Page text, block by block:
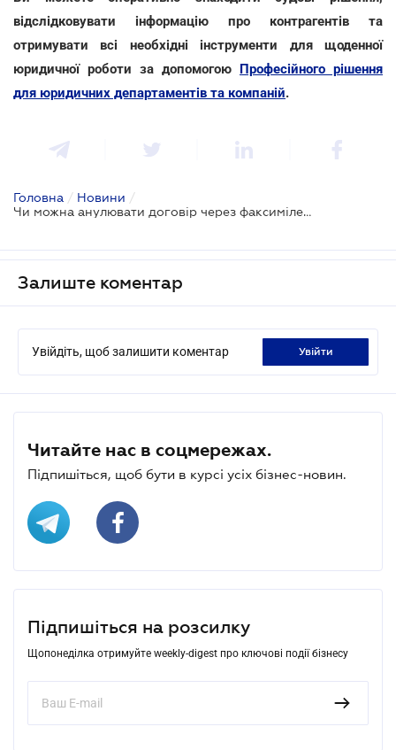
відслідковувати інформацію про контрагентів та
отримувати всі необхідні інструменти для щоденної
юридичної роботи за допомогою Професійного рішення
для юридичних департаментів та компаній.
Головна / Новини /
Чи можна анулювати договір через факсиміле замість звичайного підпису
Залиште коментар
Увійдіть, щоб залишити коментар увійти
Читайте нас в соцмережах.
Підпишіться, щоб бути в курсі усіх бізнес-новин.
Підпишіться на розсилку
Щопонеділка отримуйте weekly-digest про ключові події бізнесу